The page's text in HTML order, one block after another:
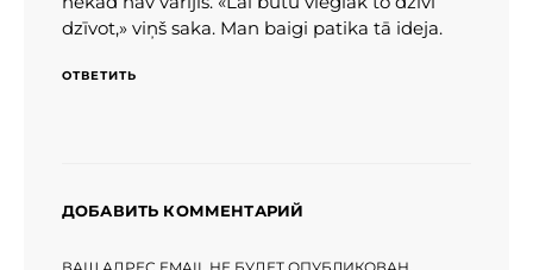
dzīvot,» viņš saka. Man baigi patika tā ideja.
ОТВЕТИТЬ
ДОБАВИТЬ КОММЕНТАРИЙ